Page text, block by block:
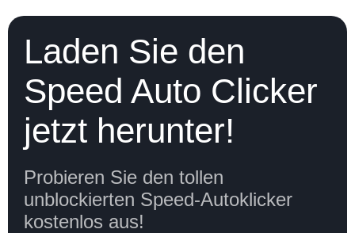
Laden Sie den
Speed Auto Clicker
jetzt herunter!
Probieren Sie den tollen
unblockierten Speed-Autoklicker
kostenlos aus!